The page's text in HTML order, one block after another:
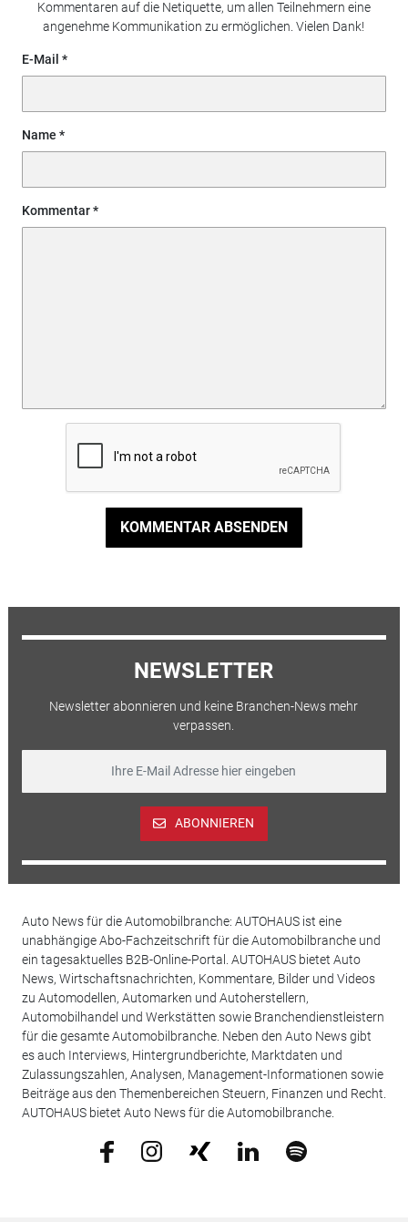
Kommentaren auf die Netiquette, um allen Teilnehmern eine
angenehme Kommunikation zu ermöglichen. Vielen Dank!
E-Mail
Name
Kommentar
KOMMENTAR ABSENDEN
NEWSLETTER
Newsletter abonnieren und keine Branchen-News mehr
verpassen.
ABONNIEREN
Auto News für die Automobilbranche: AUTOHAUS ist eine
unabhängige Abo-Fachzeitschrift für die Automobilbranche und
ein tagesaktuelles B2B-Online-Portal. AUTOHAUS bietet Auto
News, Wirtschaftsnachrichten, Kommentare, Bilder und Videos
zu Automodellen, Automarken und Autoherstellern,
Automobilhandel und Werkstätten sowie Branchendienstleistern
für die gesamte Automobilbranche. Neben den Auto News gibt
es auch Interviews, Hintergrundberichte, Marktdaten und
Zulassungszahlen, Analysen, Management-Informationen sowie
Beiträge aus den Themenbereichen Steuern, Finanzen und Recht.
AUTOHAUS bietet Auto News für die Automobilbranche.